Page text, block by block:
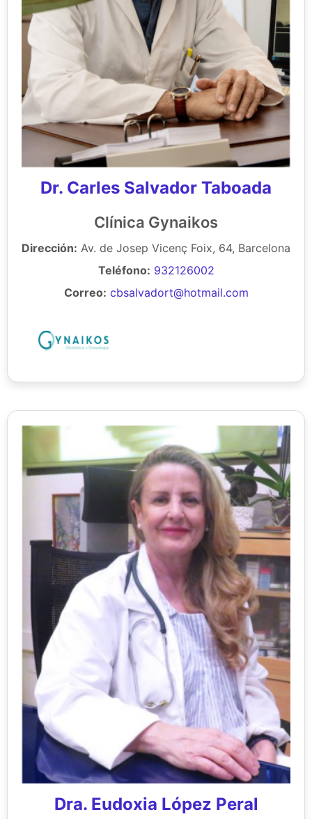
Dr. Carles Salvador Taboada
Clínica Gynaikos
Dirección: Av. de Josep Vicenç Foix, 64, Barcelona
Teléfono: 932126002
Correo: cbsalvadort@hotmail.com
Dra. Eudoxia López Peral